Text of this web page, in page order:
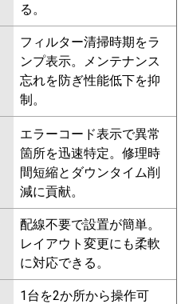
る。
フィルター清掃時期をラ
ンプ表示。メンテナンス
忘れを防ぎ性能低下を抑
制。
エラーコード表示で異常
箇所を迅速特定。修理時
間短縮とダウンタイム削
減に貢献。
配線不要で設置が簡単。
レイアウト変更にも柔軟
に対応できる。
1台を2か所から操作可